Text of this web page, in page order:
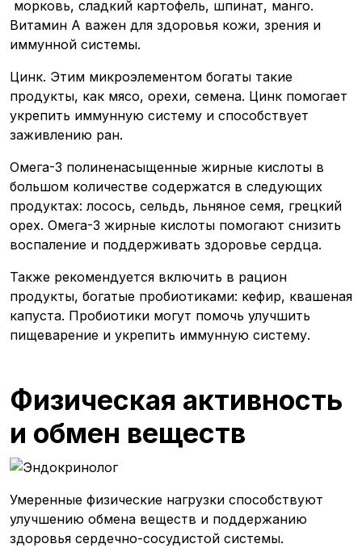
морковь, сладкий картофель, шпинат, манго.
Витамин А важен для здоровья кожи, зрения и
иммунной системы.
Цинк. Этим микроэлементом богаты такие
продукты, как мясо, орехи, семена. Цинк помогает
укрепить иммунную систему и способствует
заживлению ран.
Омега-3 полиненасыщенные жирные кислоты в
большом количестве содержатся в следующих
продуктах: лосось, сельдь, льняное семя, грецкий
орех. Омега-3 жирные кислоты помогают снизить
воспаление и поддерживать здоровье сердца.
Также рекомендуется включить в рацион
продукты, богатые пробиотиками: кефир, квашеная
капуста. Пробиотики могут помочь улучшить
пищеварение и укрепить иммунную систему.
Физическая активность
и обмен веществ
Умеренные физические нагрузки способствуют
улучшению обмена веществ и поддержанию
здоровья сердечно-сосудистой системы.